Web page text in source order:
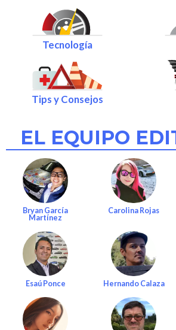
Tecnología
Tips y Consejos
EL EQUIPO
Bryan García
Martínez
Carolina Rojas
Esaú Ponce Hernando Calaza